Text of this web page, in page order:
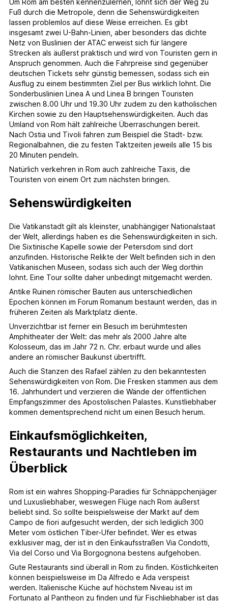
Um Rom am besten kennenzulernen, lohnt sich der Weg zu
Fuß durch die Metropole, denn die Sehenswürdigkeiten
lassen problemlos auf diese Weise erreichen. Es gibt
insgesamt zwei U-Bahn-Linien, aber besonders das dichte
Netz von Buslinien der ATAC erweist sich für längere
Strecken als äußerst praktisch und wird von Touristen gern in
Anspruch genommen. Auch die Fahrpreise sind gegenüber
deutschen Tickets sehr günstig bemessen, sodass sich ein
Ausflug zu einem bestimmten Ziel per Bus wirklich lohnt. Die
Sonderbuslinien Linea A und Linea B bringen Touristen
zwischen 8.00 Uhr und 19.30 Uhr zudem zu den katholischen
Kirchen sowie zu den Hauptsehenswürdigkeiten. Auch das
Umland von Rom hält zahlreiche Überraschungen bereit.
Nach Ostia und Tivoli fahren zum Beispiel die Stadt- bzw.
Regionalbahnen, die zu festen Taktzeiten jeweils alle 15 bis
20 Minuten pendeln.
Natürlich verkehren in Rom auch zahlreiche Taxis, die
Touristen von einem Ort zum nächsten bringen.
Sehenswürdigkeiten
Die Vatikanstadt gilt als kleinster, unabhängiger Nationalstaat
der Welt, allerdings haben es die Sehenswürdigkeiten in sich.
Die Sixtinische Kapelle sowie der Petersdom sind dort
anzufinden. Historische Relikte der Welt befinden sich in den
Vatikanischen Museen, sodass sich auch der Weg dorthin
lohnt. Eine Tour sollte daher unbedingt mitgemacht werden.
Antike Ruinen römischer Bauten aus unterschiedlichen
Epochen können im Forum Romanum bestaunt werden, das in
früheren Zeiten als Marktplatz diente.
Unverzichtbar ist ferner ein Besuch im berühmtesten
Amphitheater der Welt: das mehr als 2000 Jahre alte
Kolosseum, das im Jahr 72 n. Chr. erbaut wurde und alles
andere an römischer Baukunst übertrifft.
Auch die Stanzen des Rafael zählen zu den bekanntesten
Sehenswürdigkeiten von Rom. Die Fresken stammen aus dem
16. Jahrhundert und verzieren die Wände der öffentlichen
Empfangszimmer des Apostolischen Palastes. Kunstliebhaber
kommen dementsprechend nicht um einen Besuch herum.
Einkaufsmöglichkeiten,
Restaurants und Nachtleben im
Überblick
Rom ist ein wahres Shopping-Paradies für Schnäppchenjäger
und Luxusliebhaber, weswegen Flüge nach Rom äußerst
beliebt sind. So sollte beispielsweise der Markt auf dem
Campo de fiori aufgesucht werden, der sich lediglich 300
Meter vom östlichen Tiber-Ufer befindet. Wer es etwas
exklusiver mag, der ist in den Einkaufsstraßen Via Condotti,
Via del Corso und Via Borgognona bestens aufgehoben.
Gute Restaurants sind überall in Rom zu finden. Köstlichkeiten
können beispielsweise im Da Alfredo e Ada verspeist
werden. Italienische Küche auf höchstem Niveau ist im
Fortunato al Pantheon zu finden und für Fischliebhaber ist das